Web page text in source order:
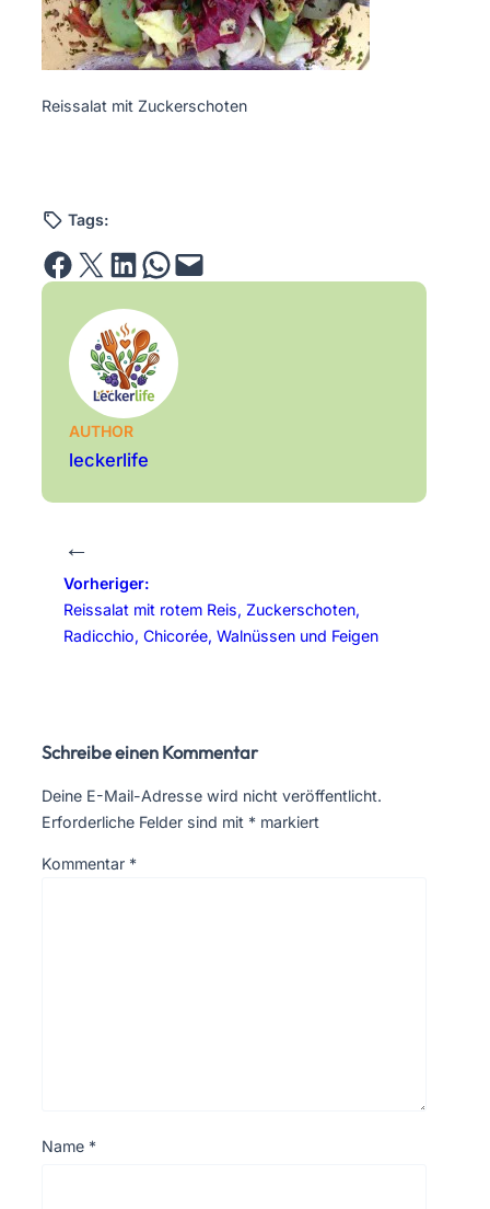
Reissalat mit Zuckerschoten
Tags:
Share on Facebook Email this Page Share on LinkedIn Share on WhatsApp Email this Page
AUTHOR
leckerlife
←
Vorheriger:
Reissalat mit rotem Reis, Zuckerschoten,
Radicchio, Chicorée, Walnüssen und Feigen
Schreibe einen Kommentar
Deine E-Mail-Adresse wird nicht veröffentlicht.
Erforderliche Felder sind mit * markiert
Kommentar *
Name *